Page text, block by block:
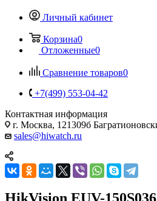
Личный кабинет
Корзина0
Отложенные0
Сравнение товаров0
+7(499) 553-04-42
Контактная информация
г. Москва, 121309б
sales@hiwatch.ru